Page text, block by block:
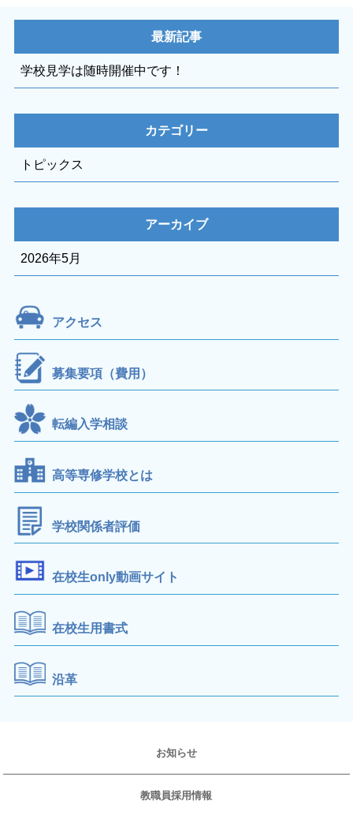
最新記事
学校見学は随時開催中です！
カテゴリー
トピックス
アーカイブ
2026年5月
アクセス
募集要項（費用）
転編入学相談
高等専修学校とは
学校関係者評価
在校生only動画サイト
在校生用書式
沿革
お知らせ
教職員採用情報